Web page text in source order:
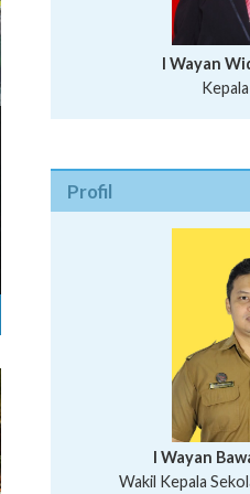
I Wayan
Profil
I Wayan
Wakil Kepala
I Wayan Gede
Ni Wayan